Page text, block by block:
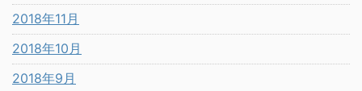
2018年11月
2018年10月
2018年9月